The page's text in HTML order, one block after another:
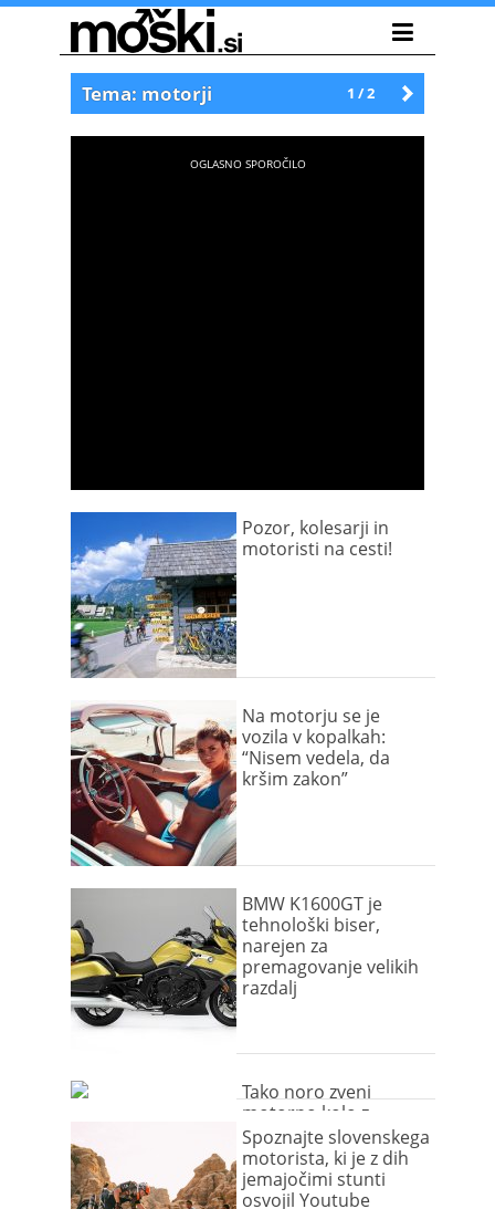
Starejše
1 / 2
Tema: motorji
Pozor, kolesarji in
motoristi na cesti!
Na motorju se je
vozila v kopalkah:
“Nisem vedela, da
kršim zakon”
BMW K1600GT je
tehnološki biser,
narejen za
premagovanje velikih
razdalj
Tako noro zveni
motorno kolo z
vgrajenim
Lamborginijevim V12
motorjem (video)
Spoznajte slovenskega
motorista, ki je z dih
jemajočimi stunti
osvojil Youtube